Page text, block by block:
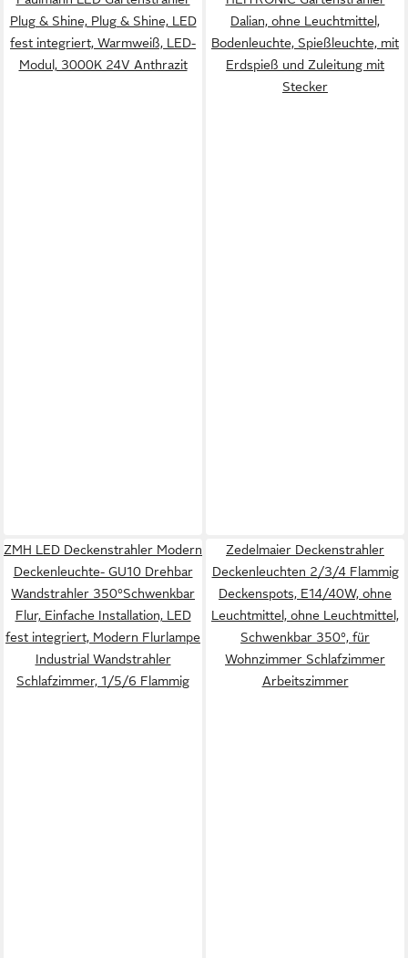
Plug & Shine, Plug & Shine, LED
fest integriert, Warmweiß, LED-
Modul, 3000K 24V Anthrazit
Dalian, ohne Leuchtmittel,
Bodenleuchte, Spießleuchte, mit
Erdspieß und Zuleitung mit
Stecker
ZMH LED Deckenstrahler Modern
Deckenleuchte- GU10 Drehbar
Wandstrahler 350°Schwenkbar
Flur, Einfache Installation, LED
fest integriert, Modern Flurlampe
Industrial Wandstrahler
Schlafzimmer, 1/5/6 Flammig
Zedelmaier Deckenstrahler
Deckenleuchten 2/3/4 Flammig
Deckenspots, E14/40W, ohne
Leuchtmittel, ohne Leuchtmittel,
Schwenkbar 350°, für
Wohnzimmer Schlafzimmer
Arbeitszimmer